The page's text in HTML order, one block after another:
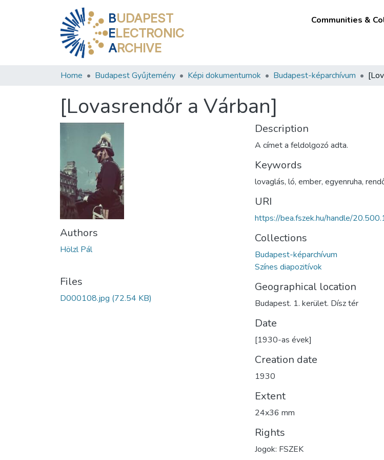
BUDAPEST
ELECTRONIC
ARCHIVE
Communities &
Home Budapest Gyűjtemény Képi dokumentumok Budapest-képarchívum
[Lovasrendőr a Várban]
Authors
Hölzl Pál
Files
D000108.jpg (72.54 KB)
Description
A címet a feldolgozó adta.
Keywords
lovaglás, ló, ember, egyenruha,
URI
https://bea.fszek.hu/handle/
Collections
Budapest-képarchívum
Színes diapozitívok
Geographical location
Budapest. 1. kerület. Dísz tér
Date
[1930-as évek]
Creation date
1930
Extent
24x36 mm
Rights
Jogok: FSZEK